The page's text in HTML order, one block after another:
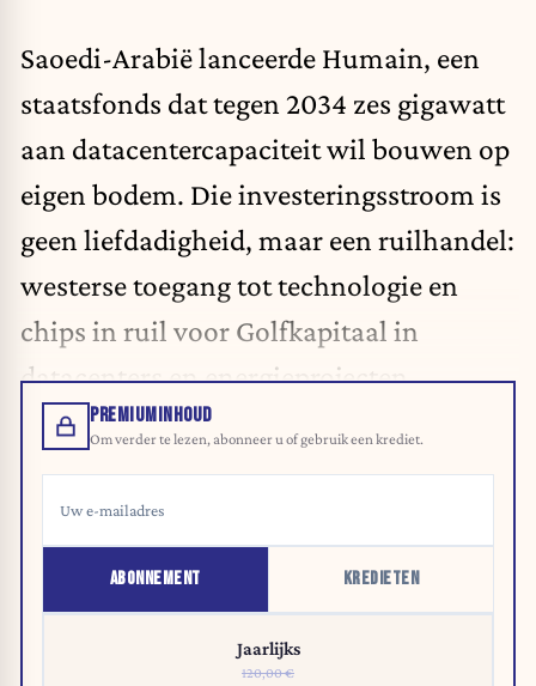
Saoedi-Arabië lanceerde Humain, een
staatsfonds dat tegen 2034 zes gigawatt
aan datacentercapaciteit wil bouwen op
eigen bodem. Die investeringsstroom is
geen liefdadigheid, maar een ruilhandel:
westerse toegang tot technologie en
chips in ruil voor Golfkapitaal in
datacenters en energieprojecten.
PREMIUMINHOUD
Om verder te lezen, abonneer u of gebruik een krediet.
ABONNEMENT KREDIETEN
Jaarlijks
120,00 €